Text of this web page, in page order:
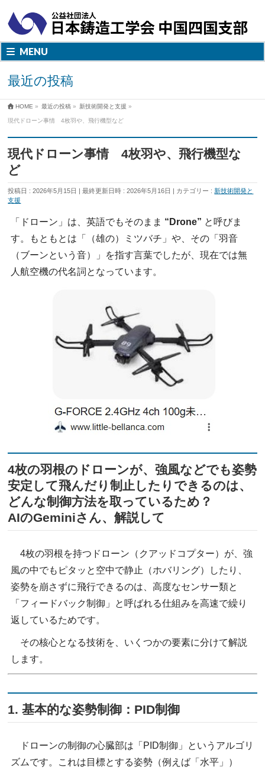
MENU
最近の投稿
HOME » 最近の投稿 » 新技術開発と支援 »
現代ドローン事情 4枚羽や、飛行機型など
現代ドローン事情 4枚羽や、飛行機型な
ど
投稿日 : 2026年5月15日 最終更新日時 : 2026年5月16日 カテゴリー : 新技術開発と
支援
「ドローン」は、英語でもそのまま “Drone” と呼びま
す。もともとは「（雄の）ミツバチ」や、その「羽音
（ブーンという音）」を指す言葉でしたが、現在では無
人航空機の代名詞となっています。
4枚の羽根のドローンが、強風などでも姿勢
安定して飛んだり制止したりできるのは、
どんな制御方法を取っているため？
AIのGeminiさん、解説して
4枚の羽根を持つドローン（クアッドコプター）が、強
風の中でもピタッと空中で静止（ホバリング）したり、
姿勢を崩さずに飛行できるのは、高度なセンサー類と
「フィードバック制御」と呼ばれる仕組みを高速で繰り
返しているためです。
その核心となる技術を、いくつかの要素に分けて解説
します。
1. 基本的な姿勢制御：PID制御
ドローンの制御の心臓部は「PID制御」というアルゴリ
ズムです。これは目標とする姿勢（例えば「水平」）